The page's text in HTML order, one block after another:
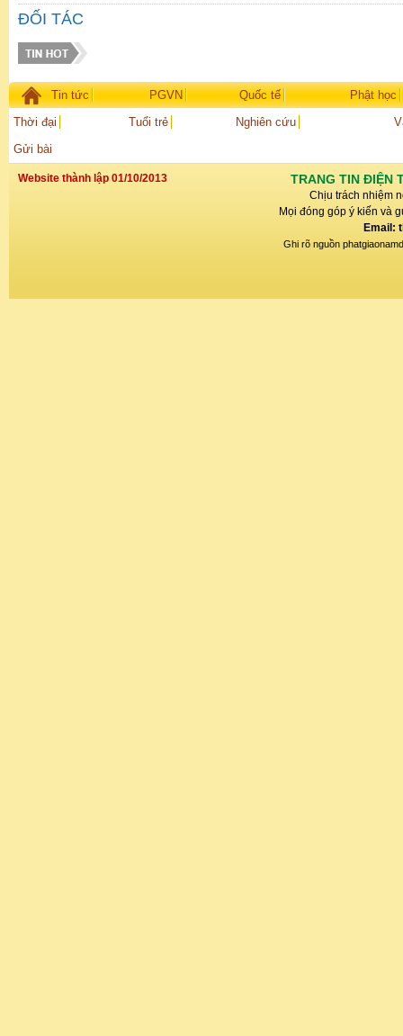
ĐỐI TÁC
Tin tức PGVN Quốc tế
Phật học
Thời đại
Tuổi trẻ Nghiên cứu
Gửi bài
Website thành lập 01/10/2013 TRANG TIN ĐIỆN
Chịu trách nhiệm
Mọi đóng góp ý kiến và
Email:
Ghi rõ nguồn